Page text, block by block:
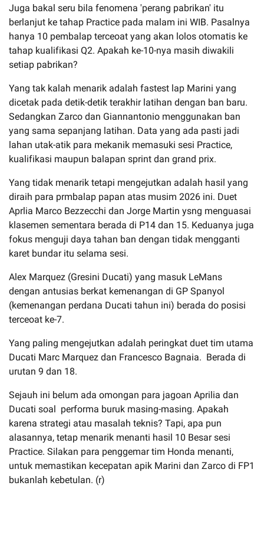
Juga bakal seru bila fenomena 'perang pabrikan' itu
berlanjut ke tahap Practice pada malam ini WIB. Pasalnya
hanya 10 pembalap terceoat yang akan lolos otomatis ke
tahap kualifikasi Q2. Apakah ke-10-nya masih diwakili
setiap pabrikan?
Yang tak kalah menarik adalah fastest lap Marini yang
dicetak pada detik-detik terakhir latihan dengan ban baru.
Sedangkan Zarco dan Giannantonio menggunakan ban
yang sama sepanjang latihan. Data yang ada pasti jadi
lahan utak-atik para mekanik memasuki sesi Practice,
kualifikasi maupun balapan sprint dan grand prix.
Yang tidak menarik tetapi mengejutkan adalah hasil yang
diraih para prmbalap papan atas musim 2026 ini. Duet
Aprlia Marco Bezzecchi dan Jorge Martin ysng menguasai
klasemen sementara berada di P14 dan 15. Keduanya juga
fokus menguji daya tahan ban dengan tidak mengganti
karet bundar itu selama sesi.
Alex Marquez (Gresini Ducati) yang masuk LeMans
dengan antusias berkat kemenangan di GP Spanyol
(kemenangan perdana Ducati tahun ini) berada do posisi
terceoat ke-7.
Yang paling mengejutkan adalah peringkat duet tim utama
Ducati Marc Marquez dan Francesco Bagnaia. Berada di
urutan 9 dan 18.
Sejauh ini belum ada omongan para jagoan Aprilia dan
Ducati soal performa buruk masing-masing. Apakah
karena strategi atau masalah teknis? Tapi, apa pun
alasannya, tetap menarik menanti hasil 10 Besar sesi
Practice. Silakan para penggemar tim Honda menanti,
untuk memastikan kecepatan apik Marini dan Zarco di FP1
bukanlah kebetulan. (r)